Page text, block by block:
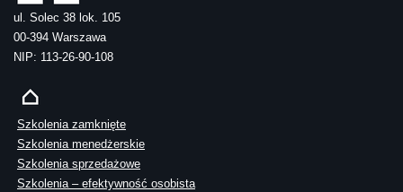
ul. Solec 38 lok. 105
00-394 Warszawa
NIP: 113-26-90-108
Szkolenia zamknięte
Szkolenia menedżerskie
Szkolenia sprzedażowe
Szkolenia – efektywność osobista